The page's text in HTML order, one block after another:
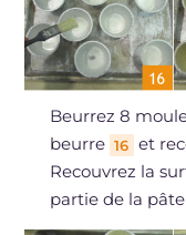
Beurrez 8
beurre 16 et
Recouvrez la
partie de la pâte